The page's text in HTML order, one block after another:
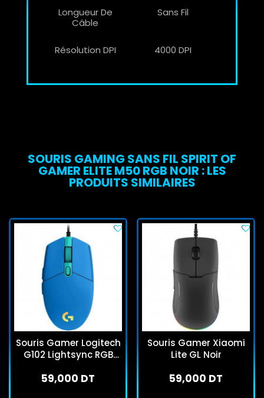
Longueur De
Câble
Sans Fil
Résolution DPI 4000 DPI
SOURIS GAMING SANS FIL SPIRIT OF
GAMER ELITE M50 RGB NOIR : LES
PRODUITS SIMILAIRES
Souris Gamer Logitech
G102 Lightsync RGB
59,000 DT
Souris Gamer Xiaomi
Lite GL Noir
59,000 DT